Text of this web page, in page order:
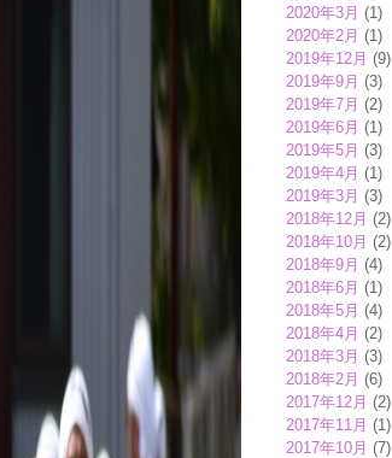
2020年3月 (1)
2020年2月 (1)
2019年12月 (9)
2019年9月 (3)
2019年7月 (2)
2019年6月 (1)
2019年5月 (3)
2019年4月 (1)
2019年3月 (3)
2018年12月 (2)
2018年10月 (2)
2018年9月 (4)
2018年6月 (1)
2018年5月 (4)
2018年4月 (2)
2018年3月 (3)
2018年2月 (6)
2017年12月 (2)
2017年11月 (1)
2017年10月 (7)